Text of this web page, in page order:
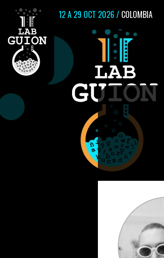
12 A 29 OCT 2026 / COLOMBIA